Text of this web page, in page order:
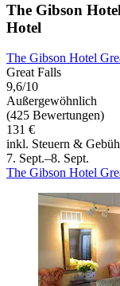
The Gibson
Hotel
The Gibson Hotel
Great Falls
9,6/10
Außergewöhnlich
(425 Bewertungen)
131 €
inkl. Steuern &
7. Sept.–8. Sept.
The Gibson Hotel